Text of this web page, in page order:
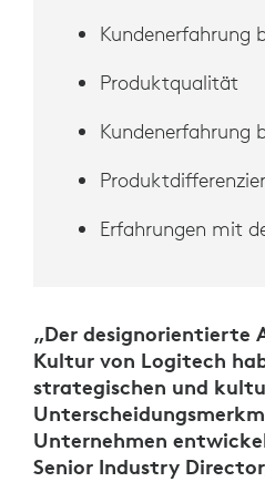
Kundenerfahrung
Produktqualität
Kundenerfahrung
Erfahrungen mit
„Der designorientierte
Kultur von Logitech
strategischen und
Unternehmen
Senior Industry